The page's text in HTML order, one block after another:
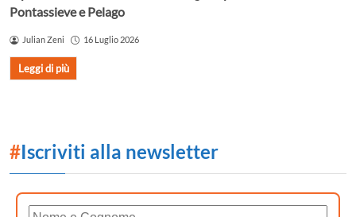
Pontassieve e Pelago
Julian Zeni 16 Luglio 2026
Leggi di più
#Iscriviti alla newsletter